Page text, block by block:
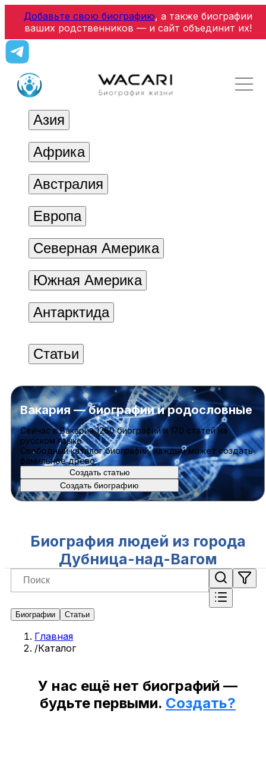
Добавьте свою биографию, а также биографии
ваших родственников — и сайт объединит их!
Азия
Африка
Австралия
Европа
Северная Америка
Южная Америка
Антарктида
Статьи
Вакария — биографии и родословные
Cейчас в Вакарии1260 биографийи170 статейна
русском языке
Свободный каталог биографий, каждый может создать
фамильное древо
Создать статью
Создать биографию
Биография людей из города
Дубница-над-Вагом
Биографии Статьи
Главная
/Каталог
У нас ещё нет биографий —
будьте первыми. Создать?